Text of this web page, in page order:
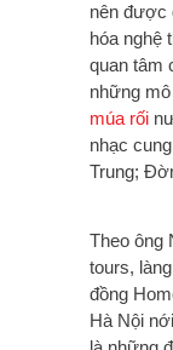
nên được
hóa nghệ
quan tâm
những
múa rối
nhạc
Trung;
Theo ông
tours,
đồng
Hà Nội